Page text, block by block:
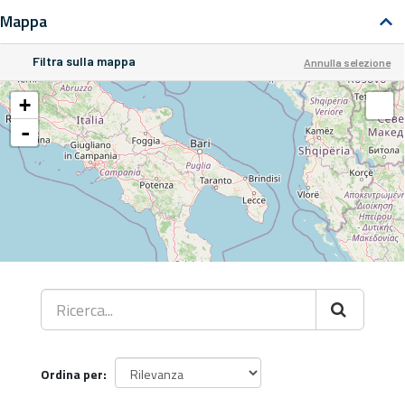
Mappa
Filtra sulla mappa Annulla selezione
+
-
Ordina per